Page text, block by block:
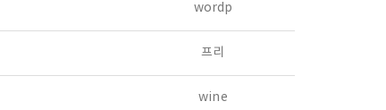
wordp
프리
wine